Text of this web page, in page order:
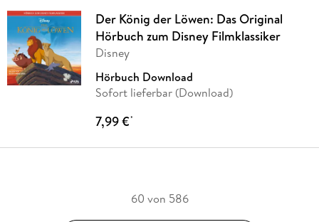
Der König der Löwen: Das Original
Hörbuch zum Disney Filmklassiker
Disney
Hörbuch Download
Sofort lieferbar (Download)
7,99 €*
60 von 586